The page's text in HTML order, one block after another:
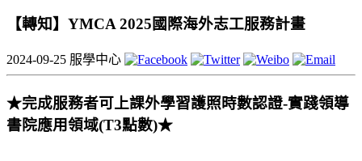
【轉知】YMCA 2025國際海外志工服務計畫
2024-09-25 服學中心
★完成服務者可上課外學習護照時數認證-實踐領導
書院應用領域(T3點數)★